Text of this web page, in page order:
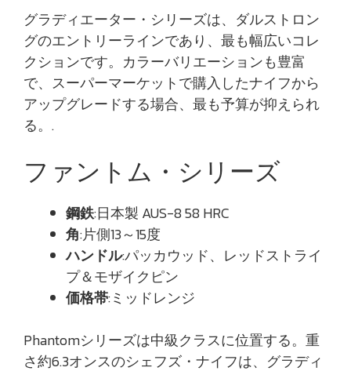
グラディエーター・シリーズは、ダルストロン
グのエントリーラインであり、最も幅広いコレ
クションです。カラーバリエーションも豊富
で、スーパーマーケットで購入したナイフから
アップグレードする場合、最も予算が抑えられ
る。.
ファントム・シリーズ
鋼鉄:日本製 AUS-8 58 HRC
角:片側13～15度
ハンドル:パッカウッド、レッドストライ
プ＆モザイクピン
価格帯:ミッドレンジ
Phantomシリーズは中級クラスに位置する。重
さ約6.3オンスのシェフズ・ナイフは、グラディ